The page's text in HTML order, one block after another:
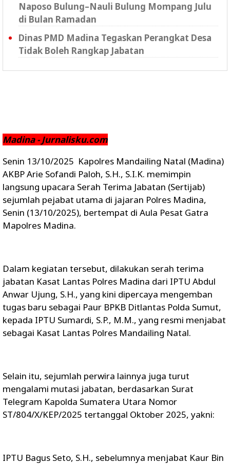
Naposo Bulung–Nauli Bulung Mompang Julu
di Bulan Ramadan
Dinas PMD Madina Tegaskan Perangkat Desa
Tidak Boleh Rangkap Jabatan
Madina - Jurnalisku.com
Senin 13/10/2025 Kapolres Mandailing Natal (Madina)
AKBP Arie Sofandi Paloh, S.H., S.I.K. memimpin
langsung upacara Serah Terima Jabatan (Sertijab)
sejumlah pejabat utama di jajaran Polres Madina,
Senin (13/10/2025), bertempat di Aula Pesat Gatra
Mapolres Madina.
Dalam kegiatan tersebut, dilakukan serah terima
jabatan Kasat Lantas Polres Madina dari IPTU Abdul
Anwar Ujung, S.H., yang kini dipercaya mengemban
tugas baru sebagai Paur BPKB Ditlantas Polda Sumut,
kepada IPTU Sumardi, S.P., M.M., yang resmi menjabat
sebagai Kasat Lantas Polres Mandailing Natal.
Selain itu, sejumlah perwira lainnya juga turut
mengalami mutasi jabatan, berdasarkan Surat
Telegram Kapolda Sumatera Utara Nomor
ST/804/X/KEP/2025 tertanggal Oktober 2025, yakni:
IPTU Bagus Seto, S.H., sebelumnya menjabat Kaur Bin